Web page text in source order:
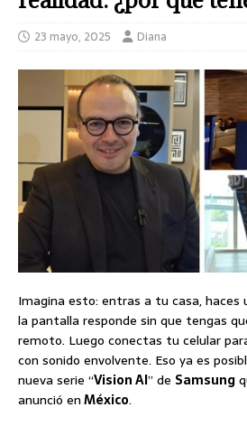
23 mayo, 2025 Diana
Imagina esto: entras a tu casa, haces
la pantalla responde sin que tengas
remoto. Luego conectas tu celular
con sonido envolvente. Eso ya es
nueva serie “Vision AI” de Samsung
anunció enMéxico.